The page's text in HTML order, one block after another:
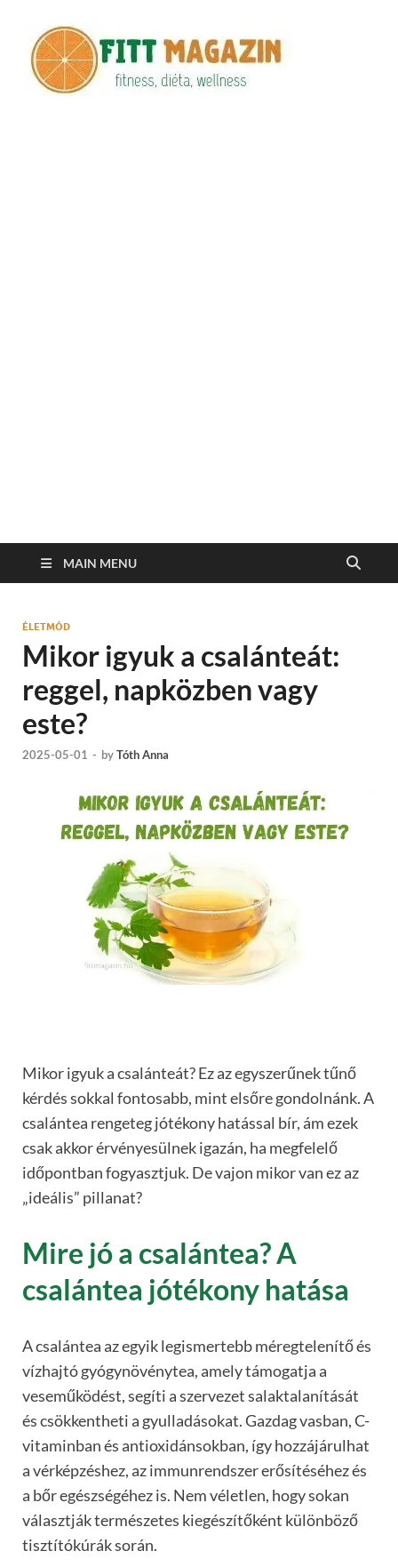
MAIN MENU
ÉLETMÓD
Mikor igyuk a csalánteát:
reggel, napközben vagy
este?
2025-05-01 - byTóth Anna
Mikor igyuk a csalánteát? Ez az egyszerűnek tűnő
kérdés sokkal fontosabb, mint elsőre gondolnánk. A
csalántea rengeteg jótékony hatással bír, ám ezek
csak akkor érvényesülnek igazán, ha megfelelő
időpontban fogyasztjuk. De vajon mikor van ez az
„ideális” pillanat?
Mire jó a csalántea? A
csalántea jótékony hatása
A csalántea az egyik legismertebb méregtelenítő és
vízhajtó gyógynövénytea, amely támogatja a
veseműködést, segíti a szervezet salaktalanítását
és csökkentheti a gyulladásokat. Gazdag vasban, C-
vitaminban és antioxidánsokban, így hozzájárulhat
a vérképzéshez, az immunrendszer erősítéséhez és
a bőr egészségéhez is. Nem véletlen, hogy sokan
választják természetes kiegészítőként különböző
tisztítókúrák során.